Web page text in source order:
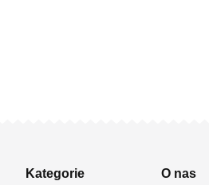
Kategorie O nas